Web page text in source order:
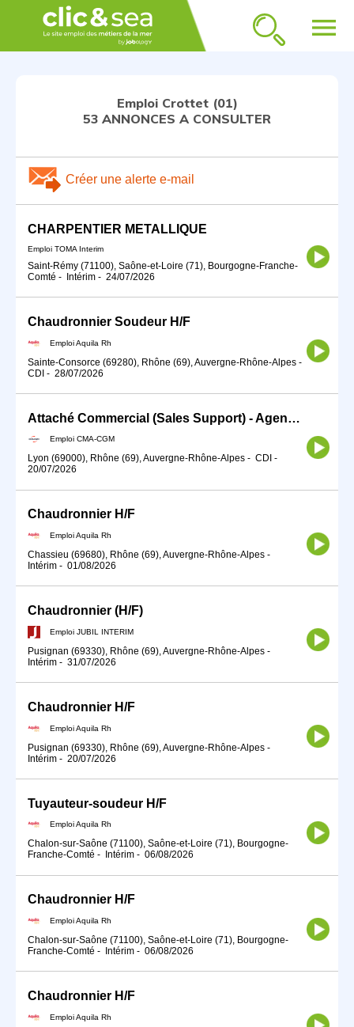
menu
Emploi Crottet (01)
53 ANNONCES A CONSULTER
Créer une alerte e-mail
CHARPENTIER METALLIQUE
Emploi TOMA Interim
Saint-Rémy (71100), Saône-et-Loire (71), Bourgogne-Franche-
Comté - Intérim - 24/07/2026
Chaudronnier Soudeur H/F
Emploi Aquila Rh
Sainte-Consorce (69280), Rhône (69), Auvergne-Rhône-Alpes -
CDI - 28/07/2026
Attaché Commercial (Sales Support) - Agence Lyon
Emploi CMA-CGM
Lyon (69000), Rhône (69), Auvergne-Rhône-Alpes - CDI -
20/07/2026
Chaudronnier H/F
Emploi Aquila Rh
Chassieu (69680), Rhône (69), Auvergne-Rhône-Alpes -
Intérim - 01/08/2026
Chaudronnier (H/F)
Emploi JUBIL INTERIM
Pusignan (69330), Rhône (69), Auvergne-Rhône-Alpes -
Intérim - 31/07/2026
Chaudronnier H/F
Emploi Aquila Rh
Pusignan (69330), Rhône (69), Auvergne-Rhône-Alpes -
Intérim - 20/07/2026
Tuyauteur-soudeur H/F
Emploi Aquila Rh
Chalon-sur-Saône (71100), Saône-et-Loire (71), Bourgogne-
Franche-Comté - Intérim - 06/08/2026
Chaudronnier H/F
Emploi Aquila Rh
Chalon-sur-Saône (71100), Saône-et-Loire (71), Bourgogne-
Franche-Comté - Intérim - 06/08/2026
Chaudronnier H/F
Emploi Aquila Rh